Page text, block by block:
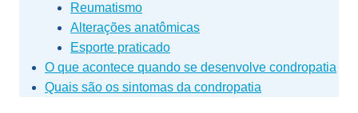
Reumatismo
Alterações anatômicas
Esporte praticado
O que acontece quando se desenvolve condropatia
Quais são os sintomas da condropatia